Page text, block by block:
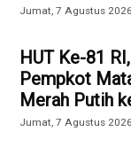
Jumat, 7 Agustus 2026
HUT Ke-81
Pempkot
Merah Putih
Jumat, 7 Agustus 2026